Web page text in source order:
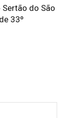
do São
33º